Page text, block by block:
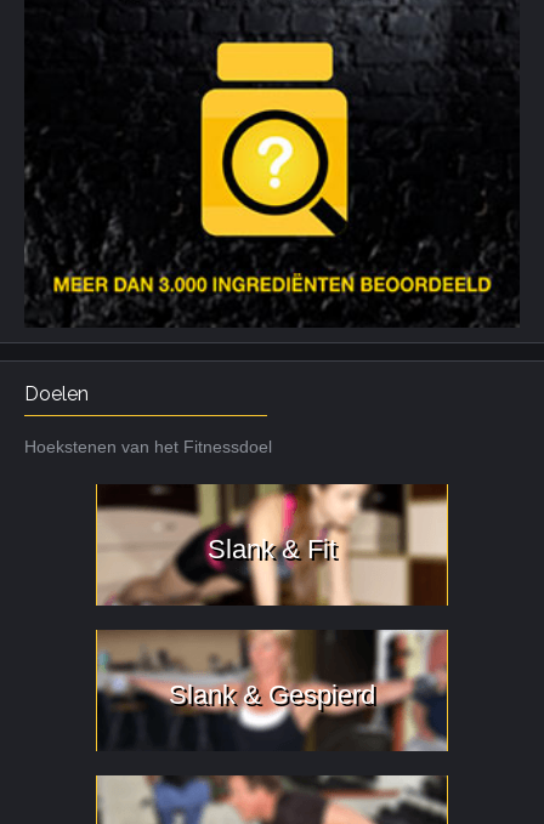
Doelen
Hoekstenen van het Fitnessdoel
Slank & Fit
Slank & Gespierd